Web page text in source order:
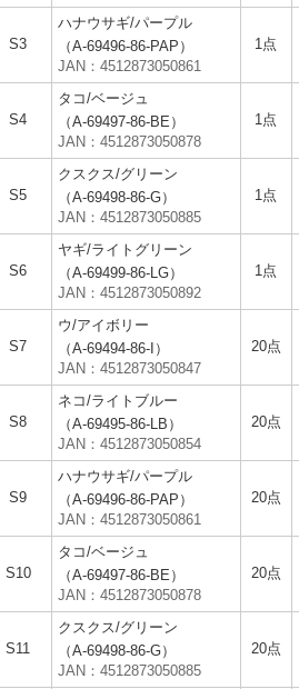
S3
ハナウサギ/パープル
（A-69496-86-PAP）
JAN：4512873050861
1点
S4
タコ/ベージュ
（A-69497-86-BE）
JAN：4512873050878
1点
S5
クスクス/グリーン
（A-69498-86-G）
JAN：4512873050885
1点
S6
ヤギ/ライトグリーン
（A-69499-86-LG）
JAN：4512873050892
1点
S7
ウ/アイボリー
（A-69494-86-I）
JAN：4512873050847
20点
S8
ネコ/ライトブルー
（A-69495-86-LB）
JAN：4512873050854
20点
S9
ハナウサギ/パープル
（A-69496-86-PAP）
JAN：4512873050861
20点
S10
タコ/ベージュ
（A-69497-86-BE）
JAN：4512873050878
20点
S11
クスクス/グリーン
（A-69498-86-G）
JAN：4512873050885
20点